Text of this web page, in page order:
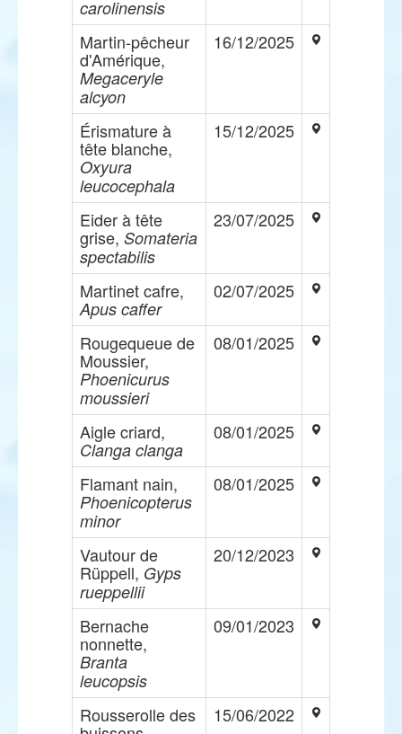
carolinensis
Martin-pêcheur
d'Amérique,
Megaceryle
alcyon
16/12/2025
Érismature à
tête blanche,
Oxyura
leucocephala
15/12/2025
Eider à tête
grise, Somateria
spectabilis
23/07/2025
Martinet cafre,
Apus caffer
02/07/2025
Rougequeue de
Moussier,
Phoenicurus
moussieri
08/01/2025
Aigle criard,
Clanga clanga
08/01/2025
Flamant nain,
Phoenicopterus
minor
08/01/2025
Vautour de
Rüppell, Gyps
rueppellii
20/12/2023
Bernache
nonnette,
Branta
leucopsis
09/01/2023
Rousserolle des 15/06/2022